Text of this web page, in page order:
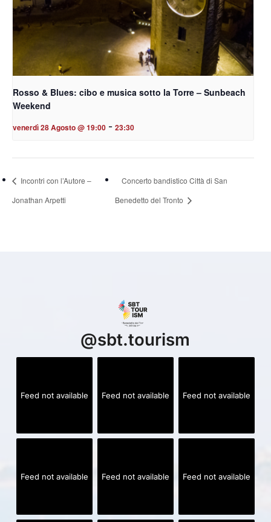
Rosso & Blues: cibo e musica sotto la Torre – Sunbeach
Weekend
venerdì 28 Agosto @ 19:00 - 23:30
Incontri con l’Autore –
Jonathan Arpetti
Concerto bandistico Città di San
Benedetto del Tronto
@sbt.tourism
Feed not available Feed not available Feed not available
Feed not available Feed not available Feed not available